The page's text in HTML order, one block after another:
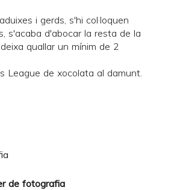
i gerds, s'hi col·loquen
s'acaba d'abocar la resta de la
quallar un mínim de 2
League de xocolata al damunt.
de fotografia